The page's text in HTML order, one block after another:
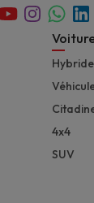
Instagram
4x4
SUV